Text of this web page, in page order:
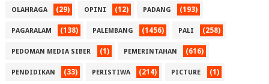
OLAHRAGA (29) OPINI (12) PADANG (193)
PAGARALAM (138) PALEMBANG (1456) PALI (258)
PEDOMAN MEDIA SIBER (1) PEMERINTAHAN (616)
PENDIDIKAN (33) PERISTIWA (214) PICTURE (1)